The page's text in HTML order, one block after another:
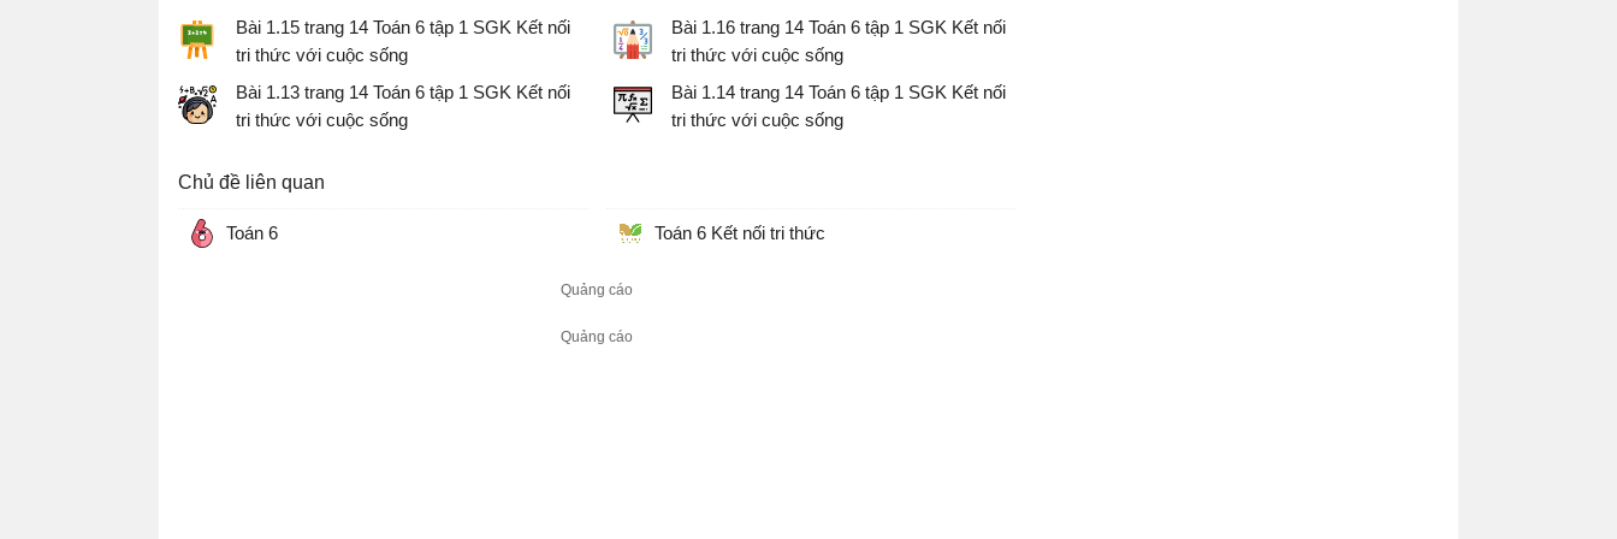
Bài 1.15 trang 14 Toán 6 tập 1 SGK Kết nối
tri thức với cuộc sống
Giải Toán lớp 6 sách Kết nối tri thức với cuộc
sống
Bài 1.16 trang 14 Toán 6 tập 1 SGK Kết nối
tri thức với cuộc sống
Giải Toán lớp 6 sách Kết nối tri thức với cuộc
sống
Bài 1.13 trang 14 Toán 6 tập 1 SGK Kết nối
tri thức với cuộc sống
sống
Bài 1.14 trang 14 Toán 6 tập 1 SGK Kết nối
tri thức với cuộc sống
Chủ đề liên quan
Toán 6 Toán 6 Kết nối tri thức